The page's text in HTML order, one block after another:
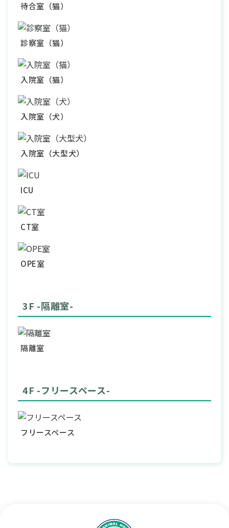
待合室（猫）
診察室（猫）
入院室（猫）
入院室（犬）
入院室（大型犬）
ICU
CT室
OPE室
3F -隔離室-
隔離室
4F -フリースペース-
フリースペース